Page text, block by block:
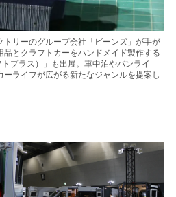
トリーのグループ会社「ビーンズ」が手が
とクラフトカーをハンドメイド製作する
プラス）」も出展。車中泊やバンライ
ライフが広がる新たなジャンルを提案し